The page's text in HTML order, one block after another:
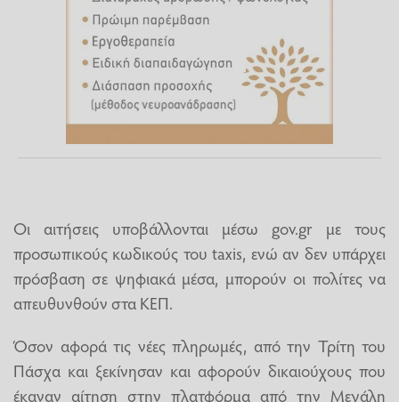
Οι αιτήσεις υποβάλλονται μέσω gov.gr με τους
προσωπικούς κωδικούς του taxis, ενώ αν δεν υπάρχει
πρόσβαση σε ψηφιακά μέσα, μπορούν οι πολίτες να
απευθυνθούν στα ΚΕΠ.
Όσον αφορά τις νέες πληρωμές, από την Τρίτη του
Πάσχα και ξεκίνησαν και αφορούν δικαιούχους που
έκαναν αίτηση στην πλατφόρμα από την Μεγάλη